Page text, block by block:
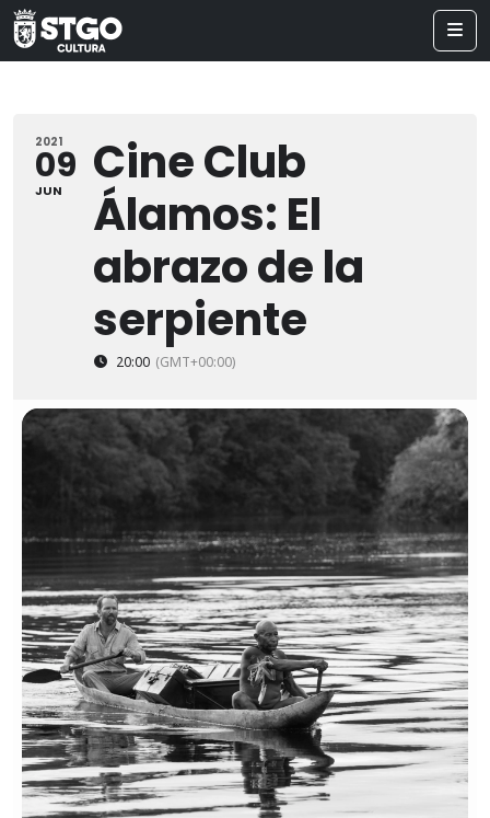
2021
09
JUN
Cine Club
Álamos: El
abrazo de la
serpiente
20:00 (GMT+00:00)